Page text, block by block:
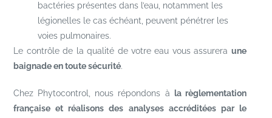
bactéries présentes dans l’eau, notamment les
légionelles le cas échéant, peuvent pénétrer les
voies pulmonaires.
Le contrôle de la qualité de votre eau vous assurera une
baignade en toute sécurité.
Chez Phytocontrol, nous répondons à
la règlementation
française et réalisons des analyses accréditées par le